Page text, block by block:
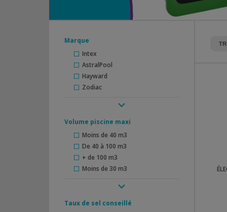
Marque
Intex
AstralPool
Hayward
Zodiac
Volume piscine maxi
Moins de 40 m3
De 40 à 100 m3
+ de 100 m3
Moins de 30 m3
Taux de sel conseillé